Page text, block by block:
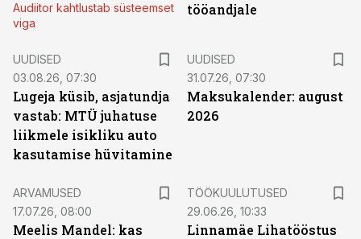
Audiitor kahtlustab süsteemset
viga
tööandjale
UUDISED
03.08.26, 07:30
Lugeja küsib, asjatundja
vastab: MTÜ juhatuse
liikmele isikliku auto
kasutamise hüvitamine
UUDISED
31.07.26, 07:30
Maksukalender: august
2026
ARVAMUSED
17.07.26, 08:00
Meelis Mandel: kas
TÖÖKUULUTUSED
29.06.26, 10:33
Linnamäe Lihatööstus